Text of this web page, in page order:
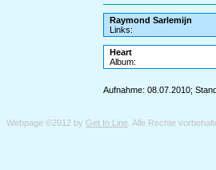
Raymond Sarlemijn
Links:
Heart
Album:
Aufnahme: 08.07.2010;
Webpage ©2012 by Get In Line . Alle Rechte